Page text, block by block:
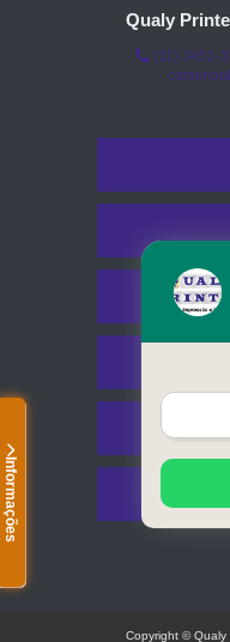
Informações
Qualy
(11) 3451-
Copyright ©